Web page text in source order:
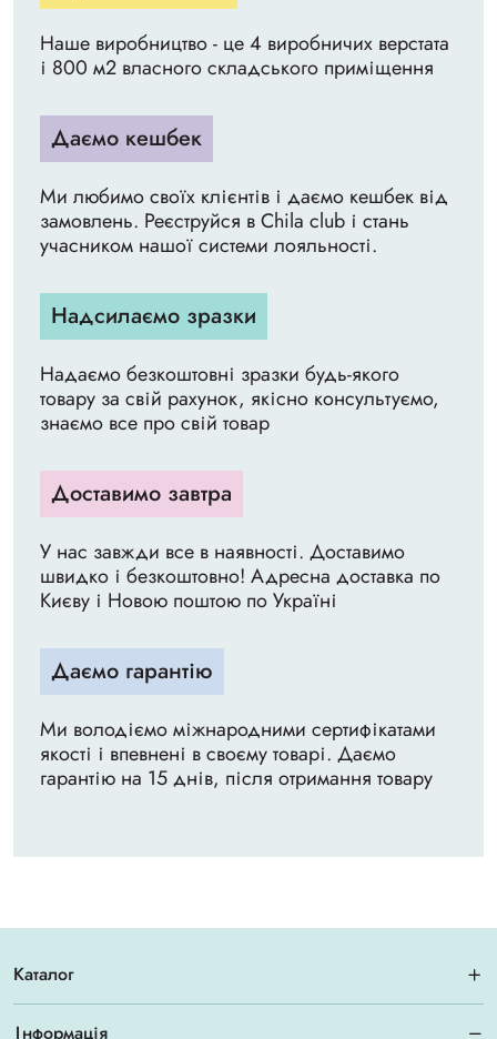
Наше виробництво - це 4 виробничих верстата
і 800 м2 власного складського приміщення
Даємо кешбек
Ми любимо своїх клієнтів і даємо кешбек від
замовлень. Реєструйся в Chila club і стань
учасником нашої системи лояльності.
Надсилаємо зразки
Надаємо безкоштовні зразки будь-якого
товару за свій рахунок, якісно консультуємо,
знаємо все про свій товар
Доставимо завтра
У нас завжди все в наявності. Доставимо
швидко і безкоштовно! Адресна доставка по
Києву і Новою поштою по Україні
Даємо гарантію
Ми володіємо міжнародними сертифікатами
якості і впевнені в своєму товарі. Даємо
гарантію на 15 днів, після отримання товару
Каталог
Інформація